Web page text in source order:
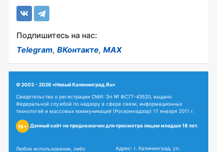
Подпишитесь на нас:
Telegram, ВКонтакте, MAX
© 2003 - 2026 «Новый Калининград.Ru»
Свидетельство о регистрации СМИ: Эл № ФС77-43520, выдано
Федеральной службой по надзору в сфере связи, информационных
технологий и массовых коммуникаций (Роскомнадзор) 17 января 2011 г.
18+ Данный сайт не предназначен для просмотра лицам младше 18 лет.
Любое использование, либо
Адрес: г. Калининград, ул.